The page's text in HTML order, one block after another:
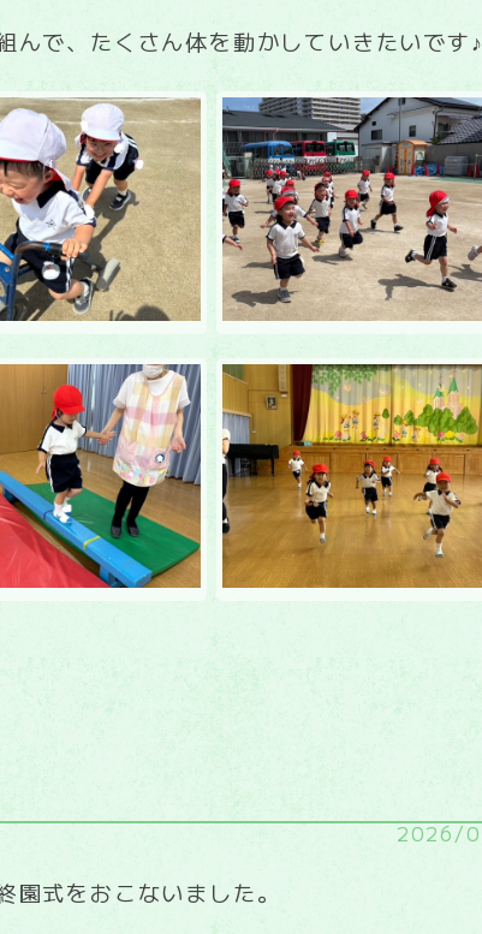
んで、たくさん体を動かしていきたいです
2026/
式をおこないました。